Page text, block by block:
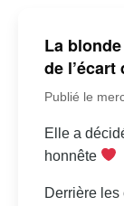
La
de
Publié le
Elle a
honnête
Derrière